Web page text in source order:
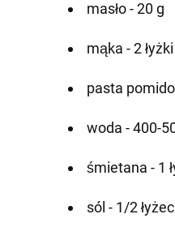
masło - 20 g
mąka - 2 łyżki
pasta
woda - 400-
śmietana - 1
sól - 1/2